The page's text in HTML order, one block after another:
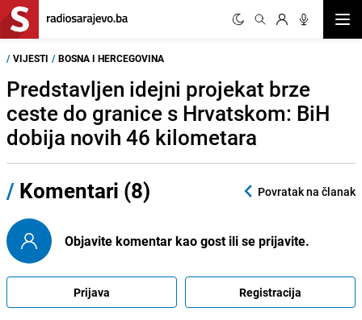
/ VIJESTI / BOSNA I HERCEGOVINA
Predstavljen idejni projekat brze
ceste do granice s Hrvatskom: BiH
dobija novih 46 kilometara
/ Komentari (8) Povratak na članak
Objavite komentar kao gost ili se prijavite.
Prijava Registracija